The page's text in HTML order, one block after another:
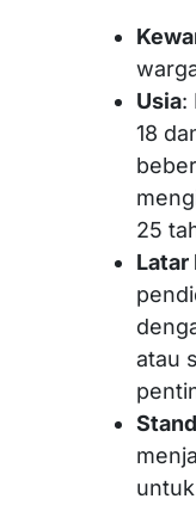
Usia:
18
25
Latar
atau